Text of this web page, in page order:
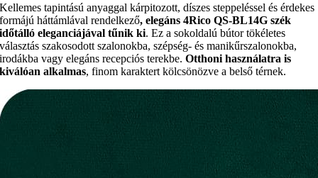
Kellemes tapintású anyaggal kárpitozott, díszes steppeléssel és érdekes
formájú háttámlával rendelkező, elegáns 4Rico QS-BL14G szék
időtálló eleganciájával tűnik ki. Ez a sokoldalú bútor tökéletes
választás szakosodott szalonokba, szépség- és manikűrszalonokba,
irodákba vagy elegáns recepciós terekbe.Otthoni használatra is
kiválóan alkalmas, finom karaktert kölcsönözve a belső térnek.